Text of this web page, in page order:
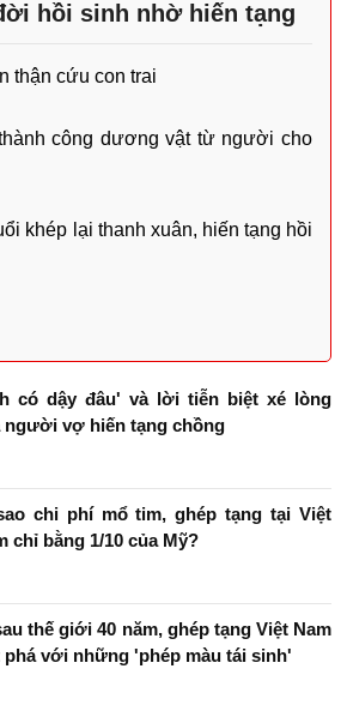
hồi sinh nhờ hiến tạng
thận cứu con trai
công dương vật từ người cho
khép lại thanh xuân, hiến tạng hồi
có dậy đâu' và lời tiễn biệt xé lòng
người vợ hiến tạng chồng
chi phí mổ tim, ghép tạng tại Việt
chỉ bằng 1/10 của Mỹ?
thế giới 40 năm, ghép tạng Việt Nam
với những 'phép màu tái sinh'